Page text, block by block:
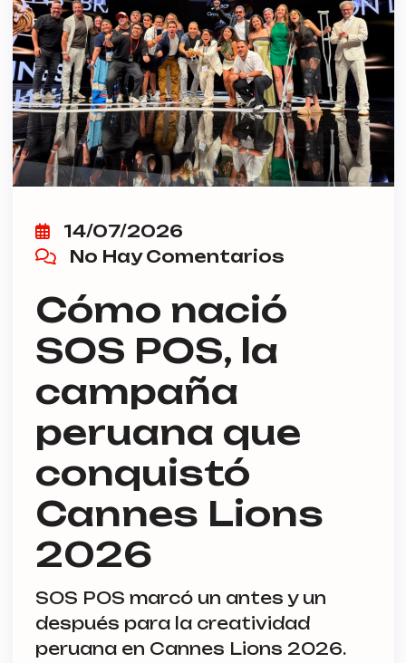
14/07/2026
No Hay Comentarios
Cómo nació
SOS POS, la
campaña
peruana que
conquistó
Cannes Lions
2026
SOS POS marcó un antes y un
después para la creatividad
peruana en Cannes Lions 2026.